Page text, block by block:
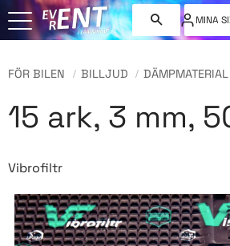
MINA
FÖR BILEN BILLJUD DÄMPMATERIAL
15 ark, 3 mm,
Vibrofiltr